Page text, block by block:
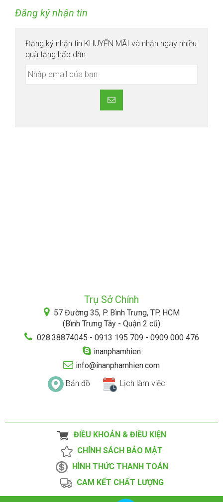
Đăng ký nhận tin
Đăng ký nhận tin KHUYẾN MÃI và nhận ngay nhiều
quà tặng hấp dẫn.
Trụ Sở Chính
57 Đường 35, P. Bình Trưng, TP. HCM
(Bình Trưng Tây - Quận 2 cũ)
028.38874045 - 0913 195 709 - 0909 000 476
inanphamhien
info@inanphamhien.com
Bản đồ
Lịch làm việc
ĐIỀU KHOẢN & ĐIỀU KIỆN
CHÍNH SÁCH BẢO MẬT
HÌNH THỨC THANH TOÁN
CAM KẾT CHẤT LƯỢNG